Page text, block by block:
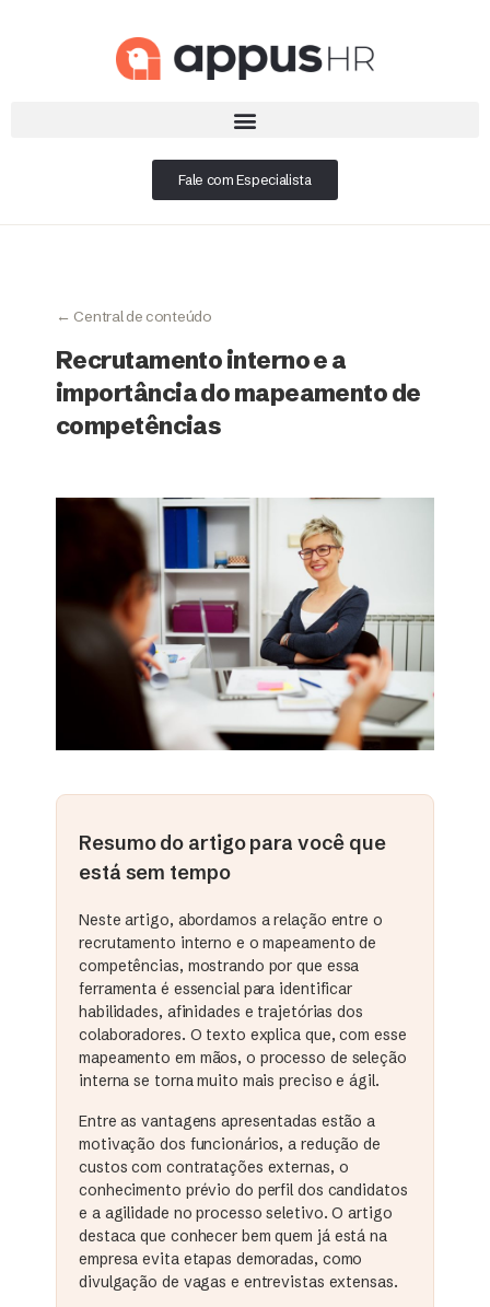
Fale com Especialista
← Central de conteúdo
Recrutamento interno e a
importância do mapeamento de
competências
Resumo do artigo para você que
está sem tempo
Neste artigo, abordamos a relação entre o
recrutamento interno e o mapeamento de
competências, mostrando por que essa
ferramenta é essencial para identificar
habilidades, afinidades e trajetórias dos
colaboradores. O texto explica que, com esse
mapeamento em mãos, o processo de seleção
interna se torna muito mais preciso e ágil.
Entre as vantagens apresentadas estão a
motivação dos funcionários, a redução de
custos com contratações externas, o
conhecimento prévio do perfil dos candidatos
e a agilidade no processo seletivo. O artigo
destaca que conhecer bem quem já está na
empresa evita etapas demoradas, como
divulgação de vagas e entrevistas extensas.